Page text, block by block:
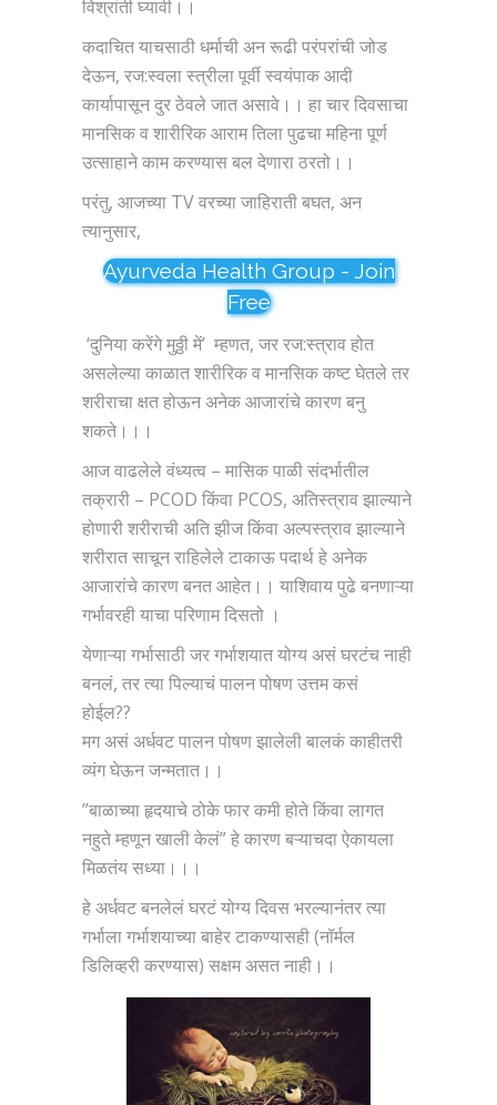
विश्रांती घ्यावी।।
कदाचित याचसाठी धर्माची अन रूढी परंपरांची जोड
देऊन, रज:स्वला स्त्रीला पूर्वी स्वयंपाक आदी
कार्यापासून दुर ठेवले जात असावे।। हा चार दिवसाचा
मानसिक व शारीरिक आराम तिला पुढचा महिना पूर्ण
उत्साहाने काम करण्यास बल देणारा ठरतो।।
परंतु, आजच्या TV वरच्या जाहिराती बघत, अन
त्यानुसार,
Ayurveda Health Group - Join
Free
‘दुनिया करेंगे मुठ्ठी में’ म्हणत, जर रज:स्त्राव होत
असलेल्या काळात शारीरिक व मानसिक कष्ट घेतले तर
शरीराचा क्षत होऊन अनेक आजारांचे कारण बनु
शकते।।।
आज वाढलेले वंध्यत्व – मासिक पाळी संदर्भातील
तक्रारी – PCOD किंवा PCOS, अतिस्त्राव झाल्याने
होणारी शरीराची अति झीज किंवा अल्पस्त्राव झाल्याने
शरीरात साचून राहिलेले टाकाऊ पदार्थ हे अनेक
आजारांचे कारण बनत आहेत।। याशिवाय पुढे बनणाऱ्या
गर्भावरही याचा परिणाम दिसतो ।
येणाऱ्या गर्भासाठी जर गर्भाशयात योग्य असं घरटंच नाही
बनलं, तर त्या पिल्याचं पालन पोषण उत्तम कसं
होईल??
मग असं अर्धवट पालन पोषण झालेली बालकं काहीतरी
व्यंग घेऊन जन्मतात।।
”बाळाच्या हृदयाचे ठोके फार कमी होते किंवा लागत
नहुते म्हणून खाली केलं” हे कारण बऱ्याचदा ऐकायला
मिळतंय सध्या।।।
हे अर्धवट बनलेलं घरटं योग्य दिवस भरल्यानंतर त्या
गर्भाला गर्भाशयाच्या बाहेर टाकण्यासही (नॉर्मल
डिलिव्हरी करण्यास) सक्षम असत नाही।।